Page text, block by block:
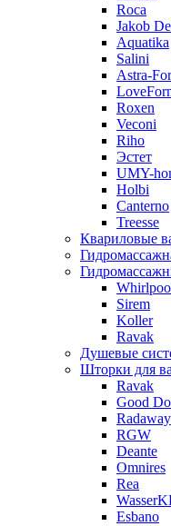
Roca
Jakob
Aquatika
Salini
Astra-
Roxen
Veconi
Riho
Эстет
UMY-
Holbi
Canterno
Treesse
Квариловые
Sirem
Koller
Ravak
Душевые
Шторки для
Ravak
Good
Radaway
RGW
Deante
Omnires
Rea
Esbano